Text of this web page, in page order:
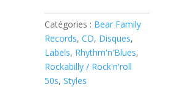
Bigger
The
Pompadour
…
(
Catégories : Bear Family
Records,CD, Disques,
Labels, Rhythm'n'Blues,
Rockabilly / Rock'n'roll
50s,Styles